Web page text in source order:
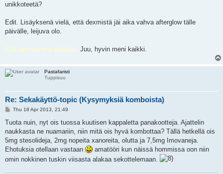
unikkoteetä?
Edit. Lisäyksenä vielä, että dexmistä jäi aika vahva afterglow tälle
päivälle, leijuva olo.
Edit seuraavana päivänä: Juu, hyvin meni kaikki.
Pastafaristi
Tuppisuu
Re: Sekakäyttö-topic (Kysymyksiä komboista)
P
s
Thu 18 Apr 2013, 21:49
Tuota nuin, nyt ois tuossa kuutisen kappaletta panakootteja. Ajattelin
naukkasta ne nuamariin, niin mitä ois hyvä kombottaa? Tällä hetkellä ois
5mg stesolideja, 2mg nopeita xanoreita, olutta ja 7,5mg Imovaneja.
Ehotuksia otellaan vastaan
amatööri kun näissä hommissa oon niin
omin nokkinen tuskin viisasta alakaa sekottelemaan.